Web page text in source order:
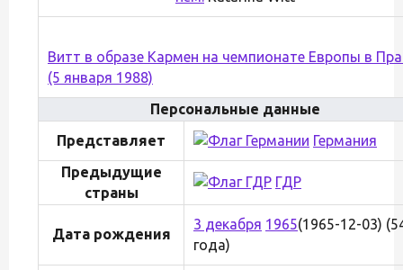
Витт в образе Кармен на чемпионате Европы в
(5 января 1988)
Персональные данные
Представляет
Германия
Предыдущие
страны
ГДР
Дата рождения
3 декабря 1965(1965-12-03)
года)